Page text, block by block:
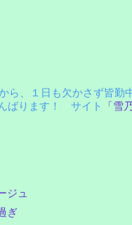
ら、１日も欠かさず皆
ばります！ サイト
「雪
ジュ
ぎ